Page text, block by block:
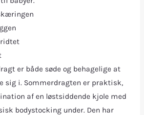
er både søde og behagelige at
sig i. Sommerdragten er praktisk,
af en løstsiddende kjole med
bodystocking under. Den har